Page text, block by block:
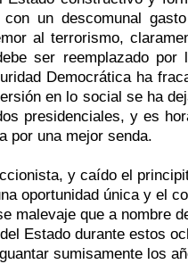
un descomunal
al terrorismo,
ser reemplazado por
Democrática ha
en lo social se ha
presidenciales, y es
por una mejor senda.
y caído el
oportunidad única y el
malevaje que a nombre
Estado durante estos
sumisamente los